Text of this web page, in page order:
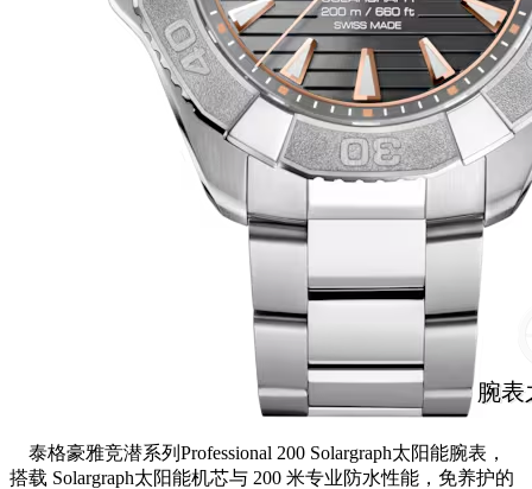
泰格豪雅竞潜系列Professional 200 Solargraph太阳能腕表，
搭载 Solargraph太阳能机芯与 200 米专业防水性能，免养护的